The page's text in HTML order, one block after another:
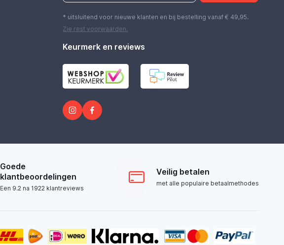
* uitsluitend voor nieuwe klanten en bij bestelling vanaf € 49,95.
Zie rest voorwaarden.
Keurmerk en reviews
Goede
klantbeoordelingen
Een 9.2 na 1922 klantreviews
Veilig betalen
met alle populaire betaalmethodes